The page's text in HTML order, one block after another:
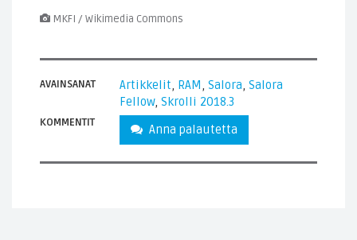
MKFI / Wikimedia Commons
AVAINSANAT Artikkelit, RAM, Salora, Salora
Fellow, Skrolli 2018.3
KOMMENTIT Anna palautetta